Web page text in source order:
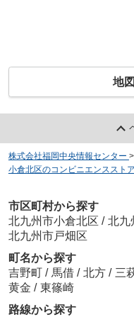
地
株式会社福岡中央情報センター >
小倉北区のコンビニエンスストア
市区町村から探す
北九州市小倉北区 / 北九
北九州市戸畑区
町名から探す
吉野町 / 馬借 / 北方 / 三
黄金 / 東篠崎
路線から探す